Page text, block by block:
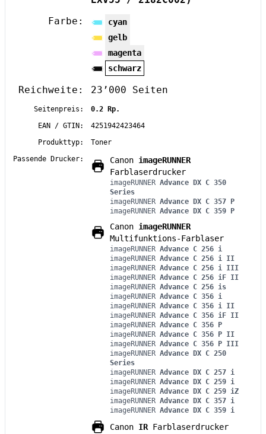
Farbe:
cyan
gelb
magenta
schwarz
Reichweite: 23’000 Seiten
Seitenpreis:
0.2 Rp.
EAN / GTIN:
4251942423464
Produkttyp:
Toner
Passende Drucker:
Canon imageRUNNER
Farblaserdrucker
imageRUNNER Advance DX C 350
Series
imageRUNNER Advance DX C 357 P
imageRUNNER Advance DX C 359 P
Canon imageRUNNER
Multifunktions-Farblaser
imageRUNNER Advance C 256 i
imageRUNNER Advance C 256 i II
imageRUNNER Advance C 256 i III
imageRUNNER Advance C 256 iF II
imageRUNNER Advance C 256 is
imageRUNNER Advance C 356 i
imageRUNNER Advance C 356 i II
imageRUNNER Advance C 356 iF II
imageRUNNER Advance C 356 P
imageRUNNER Advance C 356 P II
imageRUNNER Advance C 356 P III
imageRUNNER Advance DX C 250
Series
imageRUNNER Advance DX C 257 i
imageRUNNER Advance DX C 259 i
imageRUNNER Advance DX C 259 iZ
imageRUNNER Advance DX C 357 i
imageRUNNER Advance DX C 359 i
Canon IR Farblaserdrucker